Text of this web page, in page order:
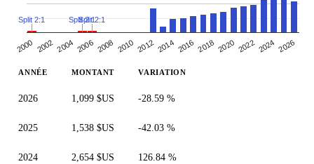
2000 2002 2004 2006 2008 2010 2012 2014 2016 2018 2020 2022 2024 2026
Split 2:1 Split 2:1
Split 2:1
ANNÉE MONTANT VARIATION
2026 1,099 $US -28.59 %
2025 1,538 $US -42.03 %
2024 2,654 $US 126.84 %